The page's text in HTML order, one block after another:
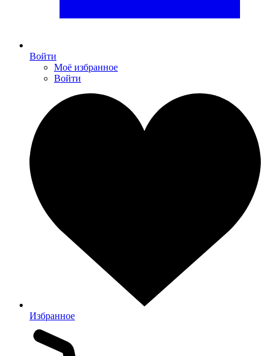
Войти
Моё избранное
Войти
Избранное